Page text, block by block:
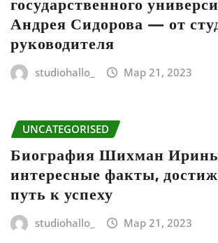
Андрея Сидорова — от
руководителя
studiohallo_ Мар 21, 2023
UNCATEGORISED
Биография Шихман
интересные факты,
путь к успеху
studiohallo_ Мар 21, 2023